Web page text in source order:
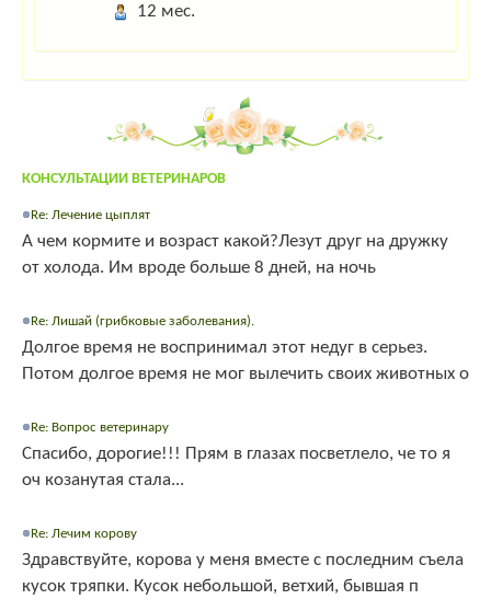
12 мес.
КОНСУЛЬТАЦИИ ВЕТЕРИНАРОВ
Re: Лечение цыплят
А чем кормите и возраст какой?Лезут друг на дружку
от холода. Им вроде больше 8 дней, на ночь
Re: Лишай (грибковые заболевания).
Долгое время не воспринимал этот недуг в серьез.
Потом долгое время не мог вылечить своих животных о
Re: Вопрос ветеринару
Спасибо, дорогие!!! Прям в глазах посветлело, че то я
оч козанутая стала...
Re: Лечим корову
Здравствуйте, корова у меня вместе с последним съела
кусок тряпки. Кусок небольшой, ветхий, бывшая п